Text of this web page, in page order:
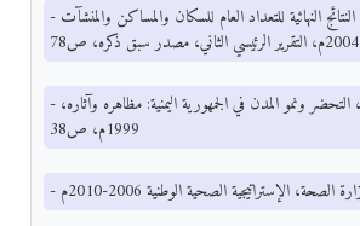
- الجهاز المركزي للإحصاء، النتائج النهائية للتعداد العام للسكان والمساكن والمنشآت
2004م، التقرير الرئيسي الثاني، مصدر سبق ذكره، ص78
- الجهاز المركزي للإحصاء، التحضر ونمو المدن في الجمهورية اليمنية: مظاهره وآثاره،
1999م، ص38